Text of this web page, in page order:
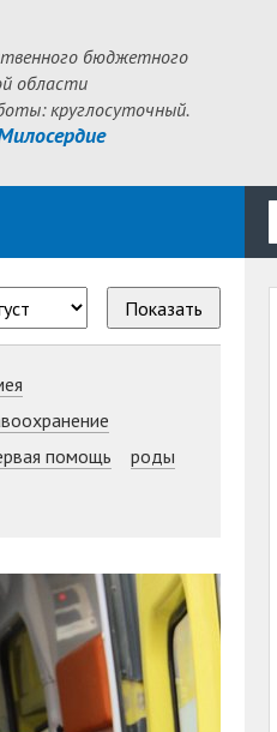
бюджетного
области
круглосуточный.
Показать
помощь
роды